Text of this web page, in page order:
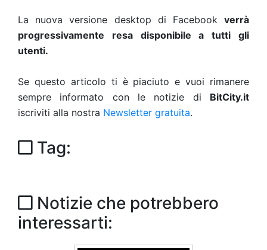
La nuova versione desktop di Facebook verrà
progressivamente resa disponibile a tutti gli
utenti.
Se questo articolo ti è piaciuto e vuoi rimanere
sempre informato con le notizie di BitCity.it
iscriviti alla nostra Newsletter gratuita.
Tag:
Notizie che potrebbero
interessarti: